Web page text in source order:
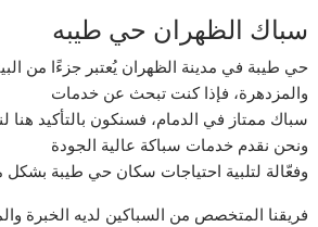
سباك الظهران حي طيبه
حي طيبة في مدينة الظهران يُعتبر جزءًا من
والمزدهرة، فإذا كنت تبحث عن خدمات
سباك ممتاز في الدمام، فسنكون بالتأكيد هنا
ونحن نقدم خدمات سباكة عالية الجودة
وفعّالة لتلبية احتياجات سكان حي طيبة بشكل
فريقنا المتخصص من السباكين لديه الخبرة